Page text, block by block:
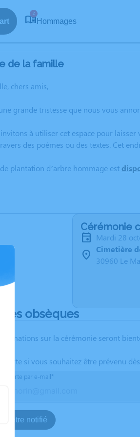
2
Hommages
de la famille
chers amis,
grande tristesse que nous vous
à utiliser cet espace pour
des poèmes ou des textes. Cet
plantation d’arbre hommage est
Cérémonie
mardi 28
Cimetière
30960 Le
des obsèques
sur la cérémonie seront
alerte si vous souhaitez être prévenu
alerte par e-mail*
être notifié